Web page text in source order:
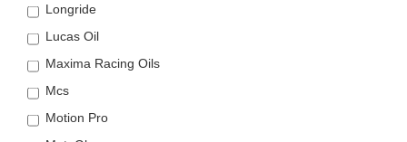
Longride
Lucas Oil
Maxima Racing Oils
Mcs
Motion Pro